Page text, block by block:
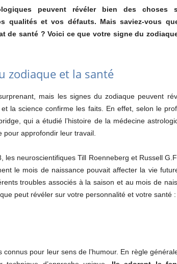
peuvent révéler bien des choses
qualités et vos défauts. Mais saviez-vous
de santé ? Voici ce que votre signe du
zodiaque et la santé
mais les signes du zodiaque peuvent
la science confirme les faits. En effet, selon le
qui a étudié l’histoire de la médecine
pour approfondir leur travail.
les neuroscientifiques Till Roenneberg et Russell
le mois de naissance pouvait affecter la vie
troubles associés à la saison et au mois de
peut révéler sur votre personnalité et votre santé :
connus pour leur sens de l’humour. En règle